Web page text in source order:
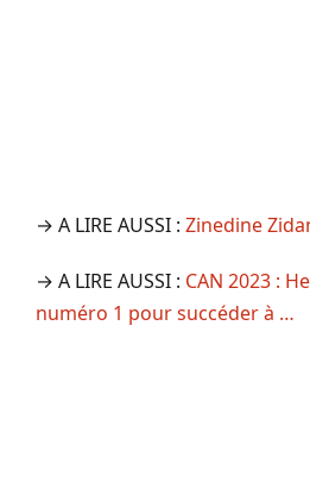
→ A LIRE AUSSI : Zinedine
→ A LIRE AUSSI : CAN 2023 :
numéro 1 pour succéder à …